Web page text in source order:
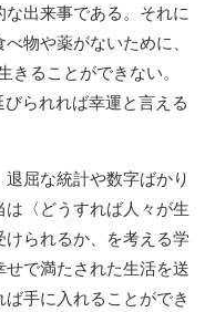
出来事である。それに
物や薬がないために、
きることができない。
られれば幸運と言える
退屈な統計や数字ばかり
〈どうすれば人々が生
られるか、を考える学
で満たされた生活を送
手に入れることができ